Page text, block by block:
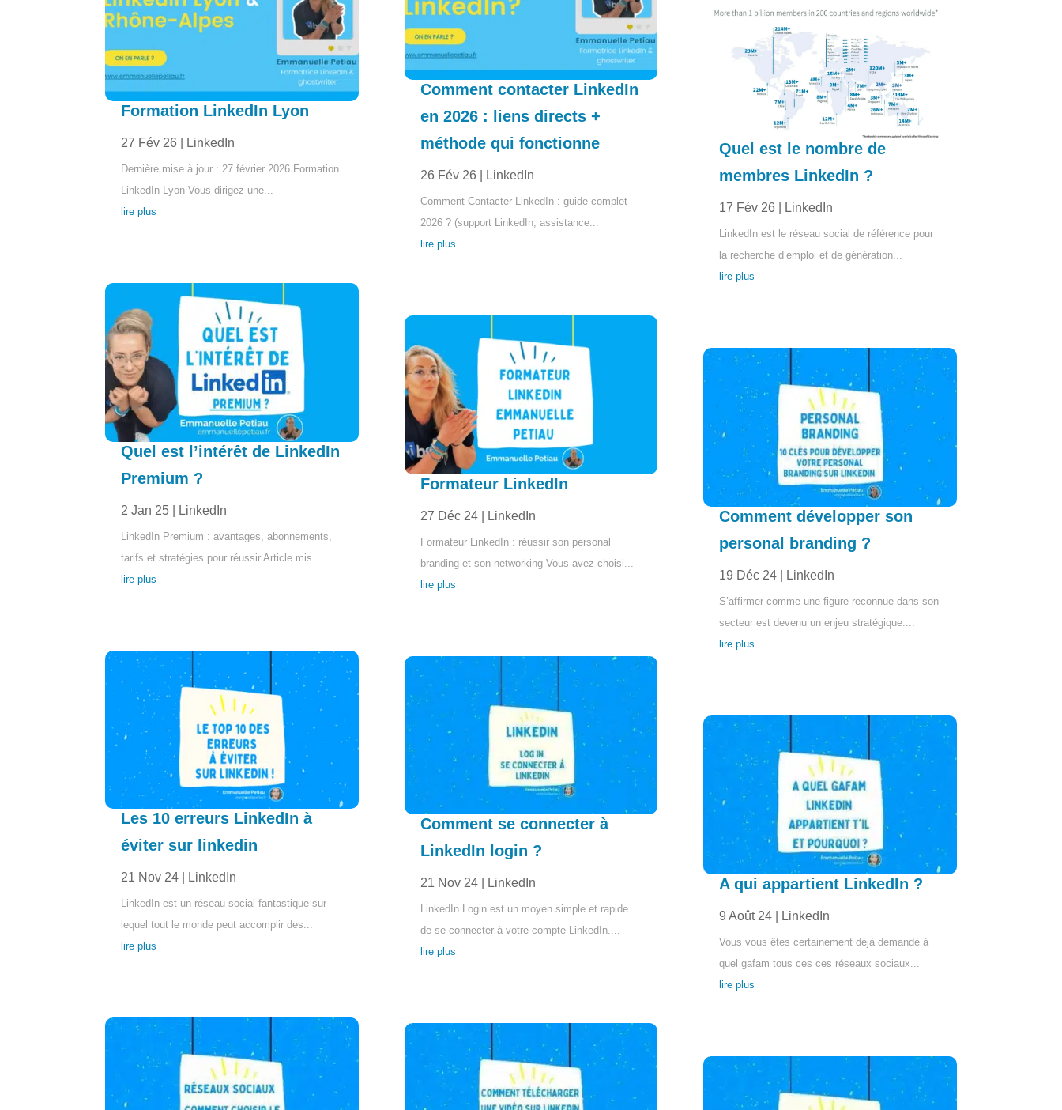
Formation LinkedIn Lyon
27 Fév 26 LinkedIn
Dernière mise à jour : 27 février 2026 Formation
LinkedIn Lyon Vous dirigez une...
lire plus
Quel est l’intérêt de LinkedIn
Premium ?
2 Jan 25 LinkedIn
LinkedIn Premium : avantages, abonnements,
tarifs et stratégies pour réussir Article mis...
lire plus
Les 10 erreurs LinkedIn à
éviter sur linkedin
21 Nov 24 LinkedIn
LinkedIn est un réseau social fantastique sur
lequel tout le monde peut accomplir des...
lire plus
Comment contacter LinkedIn
en 2026 : liens directs +
méthode qui fonctionne
26 Fév 26 LinkedIn
Comment Contacter LinkedIn : guide complet
2026 ? (support LinkedIn, assistance...
lire plus
Formateur LinkedIn
27 Déc 24| LinkedIn
Formateur LinkedIn : réussir son personal
branding et son networking Vous avez choisi...
lire plus
Comment se connecter à
LinkedIn login ?
21 Nov 24| LinkedIn
LinkedIn Login est un moyen simple et rapide
de se connecter à votre compte LinkedIn....
lire plus
Quel est le nombre de
membres LinkedIn ?
17 Fév 26 LinkedIn
LinkedIn est le réseau social de référence pour
la recherche d’emploi et de génération...
lire plus
Comment développer son
personal branding ?
19 Déc 24| LinkedIn
S’affirmer comme une figure reconnue dans son
secteur est devenu un enjeu stratégique....
lire plus
A qui appartient LinkedIn ?
9 Août 24| LinkedIn
Vous vous êtes certainement déjà demandé à
quel gafam tous ces ces réseaux sociaux...
lire plus